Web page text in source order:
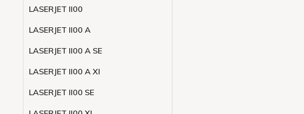
LASERJET ll00
LASERJET ll00 A
LASERJET ll00 A SE
LASERJET ll00 A XI
LASERJET ll00 SE